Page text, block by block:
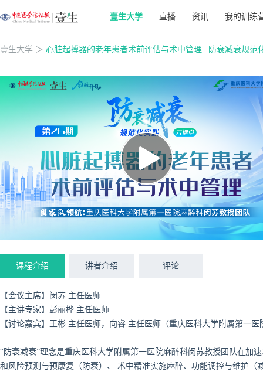
壹生大学 直播 资讯 我的训练
壹生大学 ＞ 心脏起搏器的老年患者术前评估与术中管理 | 防衰减衰规范
课程介绍 讲者介绍 评论
【会议主席】闵苏 主任医师
【主讲专家】 彭丽桦 主任医师
【讨论嘉宾】王彬 主任医师，向睿 主任医师（重庆医科大学附属第一
“防衰减衰”理念是重庆医科大学附属第一医院麻醉科闵苏教授团队在加
和风险预测与预康复（防衰）、 术中精准实施麻醉、功能调控与维护